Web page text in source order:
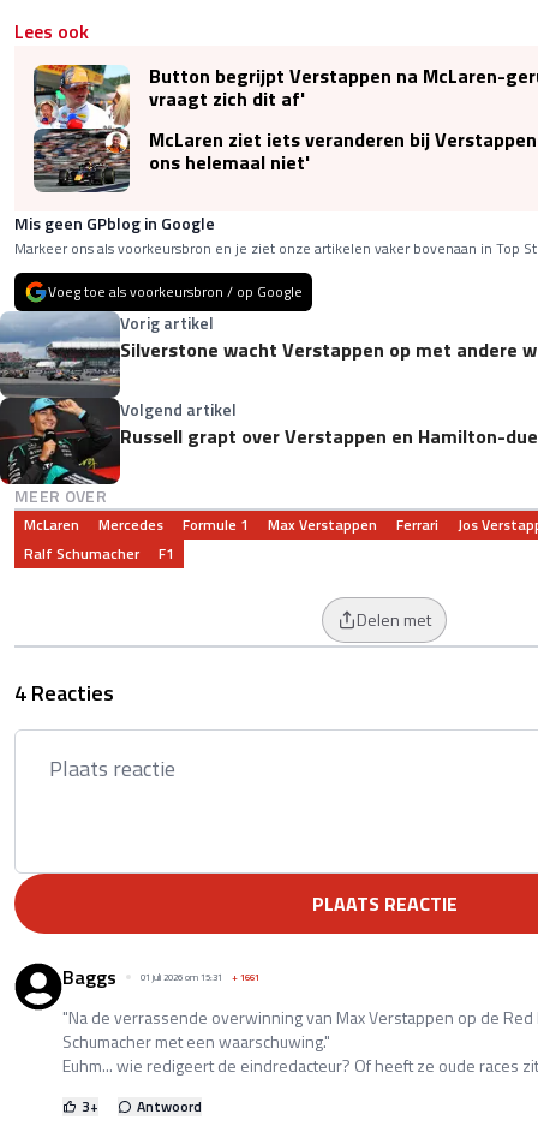
Lees ook
Button begrijpt Verstappen na McLaren-
vraagt zich dit af'
McLaren ziet iets veranderen bij
ons helemaal niet'
Mis geen GPblog in Google
Markeer ons als voorkeursbron en je ziet onze artikelen vaker bovenaan in Top
Voeg toe als voorkeursbron / op Google
Vorig artikel
Silverstone wacht Verstappen op met andere
Volgend artikel
Russell grapt over Verstappen en Hamilton-
MEER OVER
McLaren Mercedes Formule 1 Max Verstappen Ferrari
Jos
Ralf Schumacher
F1
Delen met
4 Reacties
PLAATS REACTIE
Baggs 01 juli 2026 om 15:31 +1661
"Na de verrassende overwinning van Max Verstappen op de Red
Schumacher met een waarschuwing."
Euhm... wie redigeert de eindredacteur? Of heeft ze oude races
3+ Antwoord